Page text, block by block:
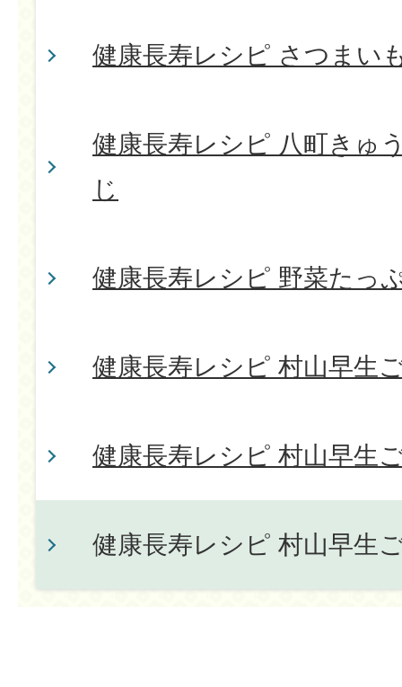
健康長寿レシピ さつまい
健康長寿レシピ 八町きゅ
じ
健康長寿レシピ 野菜たっ
健康長寿レシピ 村山早生
健康長寿レシピ 村山早生
健康長寿レシピ 村山早生